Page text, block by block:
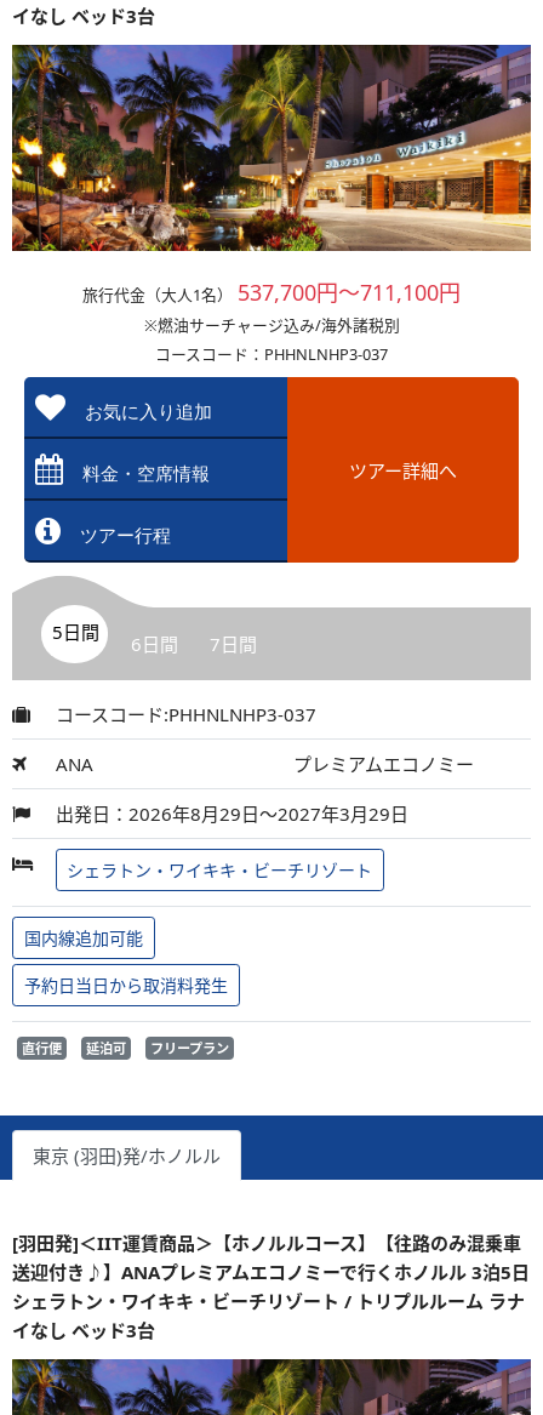
イなし ベッド3台
旅行代金（大人1名） 537,700円～711,100円
※燃油サーチャージ込み/海外諸税別
コースコード：PHHNLNHP3-037
お気に入り追加
料金・空席情報
ツアー行程
ツアー詳細へ
5日間 6日間 7日間
コースコード:PHHNLNHP3-037
ANA プレミアムエコノミー
出発日：2026年8月29日～2027年3月29日
シェラトン・ワイキキ・ビーチリゾート
国内線追加可能
予約日当日から取消料発生
直行便 延泊可 フリープラン
東京 (羽田)発/ホノルル
[羽田発]＜IIT運賃商品＞【ホノルルコース】【往路のみ混乗車
送迎付き♪】ANAプレミアムエコノミーで行くホノルル 3泊5日
シェラトン・ワイキキ・ビーチリゾート / トリプルルーム ラナ
イなし ベッド3台